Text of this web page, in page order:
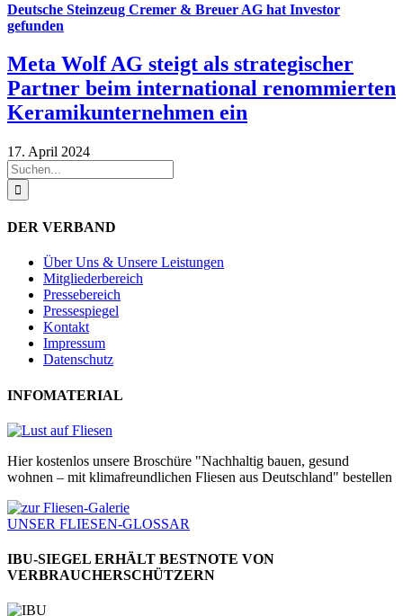
Deutsche Steinzeug Cremer & Breuer AG hat Investor
gefunden
Meta Wolf AG steigt als strategischer
Partner beim international renommierten
Keramikunternehmen ein
17. April 2024
Suche
nach:
DER VERBAND
Über Uns & Unsere Leistungen
Mitgliederbereich
Pressebereich
Pressespiegel
Kontakt
Impressum
Datenschutz
INFOMATERIAL
Hier kostenlos unsere Broschüre "Nachhaltig bauen, gesund
wohnen – mit klimafreundlichen Fliesen aus Deutschland" bestellen
UNSER FLIESEN-GLOSSAR
IBU-SIEGEL ERHÄLT BESTNOTE VON
VERBRAUCHERSCHÜTZERN